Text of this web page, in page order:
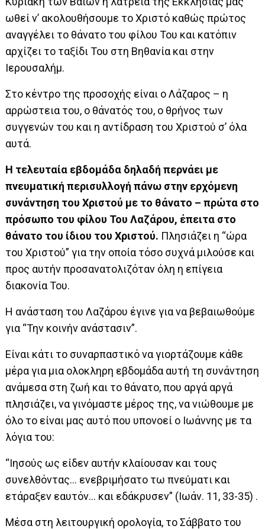
ωθεί ν’ ακολουθήσουμε το Χριστό καθώς πρώτος
αναγγέλει το θάνατο του φίλου Του και κατόπιν
αρχίζει το ταξίδι Του στη Βηθανία και στην
Ιερουσαλήμ.
Στο κέντρο της προσοχής είναι ο Λάζαρος – η
αρρώστεια του, ο θάνατός του, ο θρήνος των
συγγενών του και η αντίδραση του Χριστού σ’ όλα
αυτά.
Η τελευταία εβδομάδα δηλαδή περνάει με
πνευματική περισυλλογή πάνω στην ερχόμενη
συνάντηση του Χριστού με το θάνατο – πρώτα στο
πρόσωπο του φίλου Του Λαζάρου, έπειτα στο
θάνατο του ίδιου του Χριστού. Πλησιάζει η “ώρα
του Χριστού” για την οποία τόσο συχνά μιλούσε και
προς αυτήν προσανατολιζόταν όλη η επίγεια
διακονία Του.
Η ανάσταση του Λαζάρου έγινε για να βεβαιωθούμε
για “Την κοινήν ανάστασιν”.
Είναι κάτι το συναρπαστικό να γιορτάζουμε κάθε
μέρα για μια ολοκληρη εβδομάδα αυτή τη συνάντηση
ανάμεσα στη ζωή και το θάνατο, που αργά αργά
πλησιάζει, να γινόμαστε μέρος της, να νιώθουμε με
όλο το είναι μας αυτό που υπονοεί ο Ιωάννης με τα
λόγια του:
“Ιησούς ως είδεν αυτήν κλαίουσαν και τους
συνελθόντας… ενεβριμήσατο τω πνεύματι και
ετάραξεν εαυτόν… και εδάκρυσεν” (Ιωάν. 11, 33-35) .
Μέσα στη λειτουργική ορολογία, το Σάββατο του